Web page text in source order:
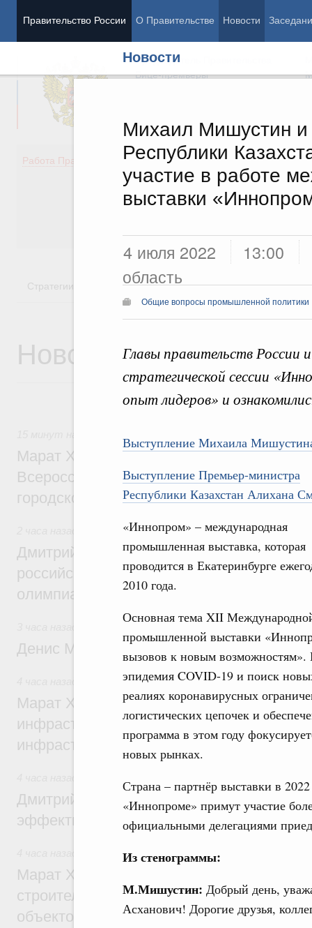
Правительство России О Правительстве Новости
Новости
Михаил Мишустин
Республики
участие в работе
выставки
4 июля 2022 13:00
область
Общие вопросы промышленной политики
Главы правительств России
стратегической сессии
опыт лидеров» и
Выступление Михаила
Выступление Премьер-министра
Республики Казахстан Алихана
«Иннопром» – международная
промышленная выставка, которая
проводится в Екатеринбурге
2010 года.
Основная тема XII
промышленной выставки
вызовов к новым возможностям».
эпидемия COVID-19 и поиск
реалиях коронавирусных
логистических цепочек и
программа в этом году
новых рынках.
Страна – партнёр выставки в
«Иннопроме» примут участие
официальными делегациями
Из стенограммы:
М.Мишустин: Добрый день,
Асханович! Дорогие друзья,
Председатель Правительства
Вице-премьеры
Работа Правительства
Демография
Здоровье
Образование
Культура
Государство
Стратегии Государственные программы
Новости
Марат Хуснуллин провёл заседание
Всероссийского конкурса лучших
городской среды
Отрасль информационных технологий
Дмитрий Чернышенко и Сергей Кравцов
российскую сборную с победой на
олимпиаде по искусственному
Общие вопросы промышленной политики
Денис Мантуров посетил Ярославскую
Бюджеты субъектов Федерации.
Марат Хуснуллин: 15 объектов
инфраструктуры построили и обновили
инфраструктурным кредитам
Дмитрий Патрушев: Синхронизация
эффективность поддержки сельских
Экономика городов. Городская среда
Марат Хуснуллин: «Единый заказчик»
строительство и реконструкцию более
объектов